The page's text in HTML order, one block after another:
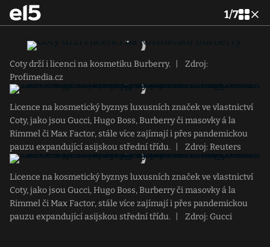
1/7
Coty drží i licenci na kosmetiku Burberry.
Zdroj:
Profimedia.cz
Licence na kosmetický byznys luxusních značek ve vlastnictví
Coty, jako jsou Gucci, Hugo Boss, Burberry či masovky á la
Rimmel či Max Factor, stále více zajímají i přes pandemickou
pauzu expandující asijskou střední třídu.
Zdroj: Reuters
Licence na kosmetický byznys luxusních značek ve vlastnictví
Coty, jako jsou Gucci, Hugo Boss, Burberry či masovky á la
Rimmel či Max Factor, stále více zajímají i přes pandemickou
pauzu expandující asijskou střední třídu.
Zdroj: Gucci